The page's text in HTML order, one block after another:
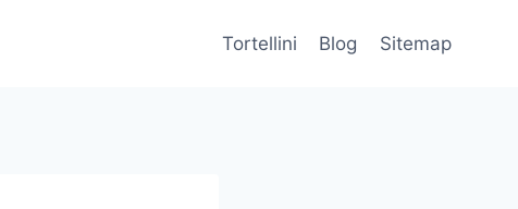
Tortellini Blog Sitemap